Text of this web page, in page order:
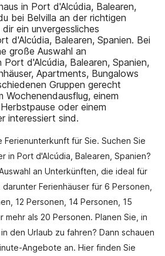
in Port d'Alcúdia, Balearen,
bei Belvilla an der richtigen
ein unvergessliches
d'Alcúdia, Balearen, Spanien. Bei
große Auswahl an
Port d'Alcúdia, Balearen, Spanien,
Apartments, Bungalows
Gruppen gerecht
Wochenendausflug, einem
oder einem
interessiert sind.
für Sie. Suchen Sie
in Port d'Alcúdia, Balearen, Spanien?
an Unterkünften, die ideal für
Ferienhäuser für 6 Personen,
12 Personen, 14 Personen, 15
mehr als 20 Personen. Planen Sie, in
den Urlaub zu fahren? Dann schauen
Angebote an. Hier finden Sie